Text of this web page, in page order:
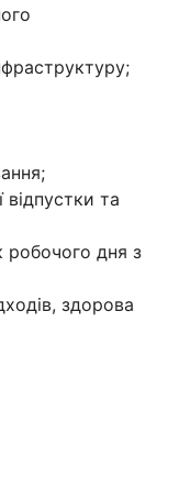
відпустки та
робочого дня з
здорова